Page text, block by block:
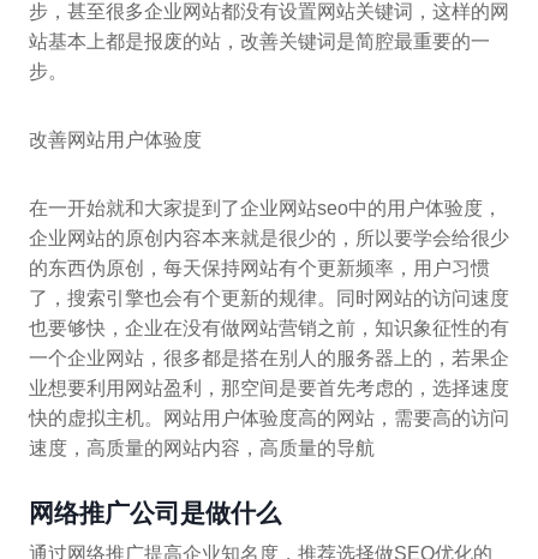
步，甚至很多企业网站都没有设置网站关键词，这样的网
站基本上都是报废的站，改善关键词是简腔最重要的一
步。
改善网站用户体验度
在一开始就和大家提到了企业网站seo中的用户体验度，
企业网站的原创内容本来就是很少的，所以要学会给很少
的东西伪原创，每天保持网站有个更新频率，用户习惯
了，搜索引擎也会有个更新的规律。同时网站的访问速度
也要够快，企业在没有做网站营销之前，知识象征性的有
一个企业网站，很多都是搭在别人的服务器上的，若果企
业想要利用网站盈利，那空间是要首先考虑的，选择速度
快的虚拟主机。网站用户体验度高的网站，需要高的访问
速度，高质量的网站内容，高质量的导航
网络推广公司是做什么
通过网络推广提高企业知名度，推荐选择做SEO优化的